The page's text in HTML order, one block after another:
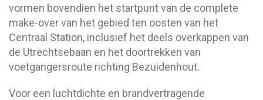
vormen bovendien het startpunt van de complete
make-over van het gebied ten oosten van het
Centraal Station, inclusief het deels overkappen van
de Utrechtsebaan en het doortrekken van
voetgangersroute richting Bezuidenhout.
Voor een luchtdichte en brandvertragende